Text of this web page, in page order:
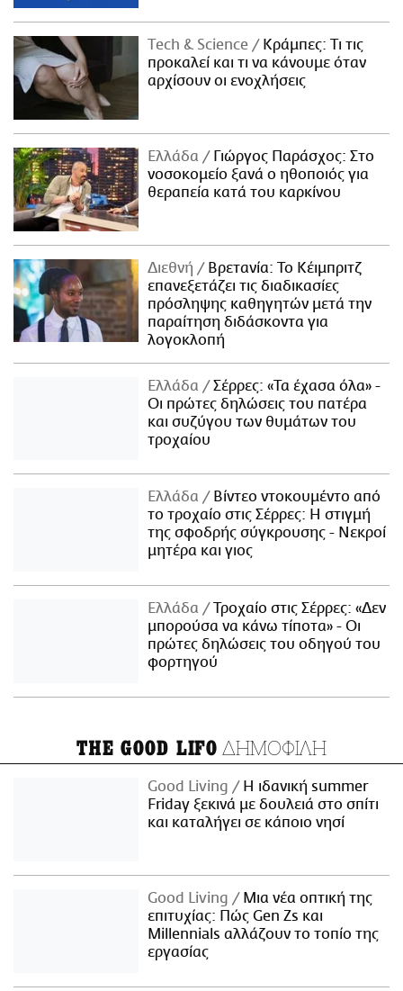
Τech & Science
Κράμπες: Τι τις
προκαλεί και τι να κάνουμε όταν
αρχίσουν οι ενοχλήσεις
Ελλάδα
Γιώργος Παράσχος: Στο
νοσοκομείο ξανά ο ηθοποιός για
θεραπεία κατά του καρκίνου
Διεθνή
Βρετανία: Το Κέιμπριτζ
επανεξετάζει τις διαδικασίες
πρόσληψης καθηγητών μετά την
παραίτηση διδάσκοντα για
λογοκλοπή
Ελλάδα
Σέρρες: «Τα έχασα όλα» -
Οι πρώτες δηλώσεις του πατέρα
και συζύγου των θυμάτων του
τροχαίου
Ελλάδα
Βίντεο ντοκουμέντο από
το τροχαίο στις Σέρρες: Η στιγμή
της σφοδρής σύγκρουσης - Νεκροί
μητέρα και γιος
Ελλάδα
Τροχαίο στις Σέρρες: «Δεν
μπορούσα να κάνω τίποτα» - Οι
πρώτες δηλώσεις του οδηγού του
φορτηγού
THE GOOD LIFO ΔΗΜΟΦΙΛΗ
Good Living
Η ιδανική summer
Friday ξεκινά με δουλειά στο σπίτι
και καταλήγει σε κάποιο νησί
Good Living
Μια νέα οπτική της
επιτυχίας: Πώς Gen Zs και
Millennials αλλάζουν το τοπίο της
εργασίας